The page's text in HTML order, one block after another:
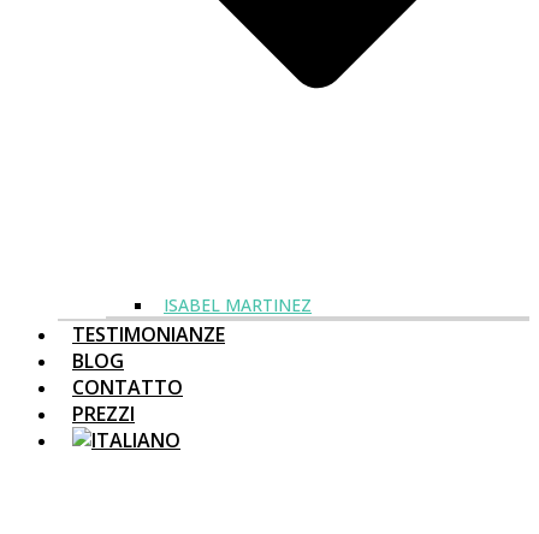
ISABEL MARTINEZ
TESTIMONIANZE
BLOG
CONTATTO
PREZZI